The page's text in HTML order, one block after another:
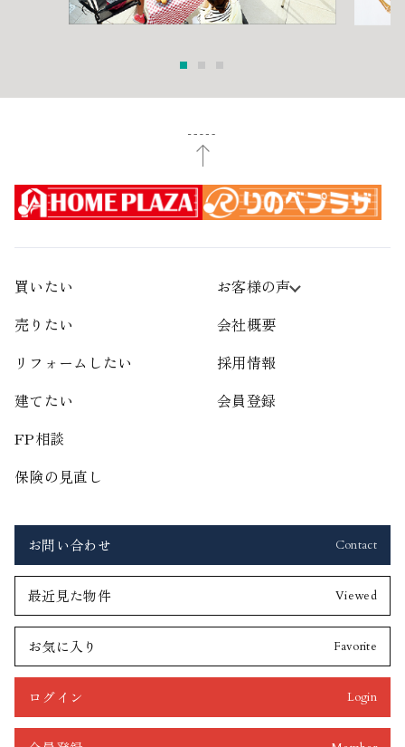
買いたい
売りたい
リフォームしたい
建てたい
FP相談
保険の見直し
お客様の声
会社概要
採用情報
会員登録
お問い合わせ Contact
最近見た物件 Viewed
お気に入り Favorite
ログイン Login